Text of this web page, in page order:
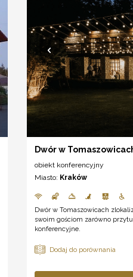
Dwór w
obiekt konferencyjny
Miasto: Kraków
Dwór w Tomaszowicach
swoim gościom zarówno
konferencyjne.